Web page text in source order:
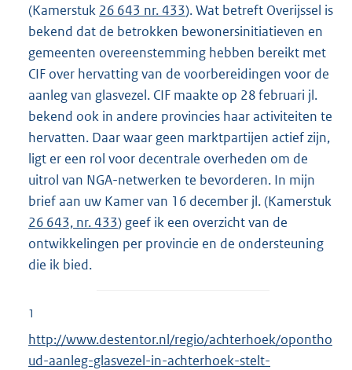
(Kamerstuk 26 643 nr. 433). Wat betreft Overijssel is
bekend dat de betrokken bewonersinitiatieven en
gemeenten overeenstemming hebben bereikt met
CIF over hervatting van de voorbereidingen voor de
aanleg van glasvezel. CIF maakte op 28 februari jl.
bekend ook in andere provincies haar activiteiten te
hervatten. Daar waar geen marktpartijen actief zijn,
ligt er een rol voor decentrale overheden om de
uitrol van NGA-netwerken te bevorderen. In mijn
brief aan uw Kamer van 16 december jl. (Kamerstuk
26 643, nr. 433) geef ik een overzicht van de
ontwikkelingen per provincie en de ondersteuning
die ik bied.
1
E
x
http://www.destentor.nl/regio/achterhoek/opontho
ud-aanleg-glasvezel-in-achterhoek-stelt-